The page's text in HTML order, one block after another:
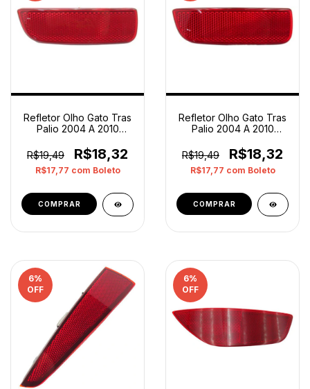
Refletor Olho Gato Tras
Palio 2004 A 2010
Vermelho
R$19,49 R$18,32
R$17,77 com Boleto
Refletor Olho Gato Tras
Palio 2004 A 2010
Vermelho
R$19,49 R$18,32
R$17,77 com Boleto
6%
OFF
6%
OFF